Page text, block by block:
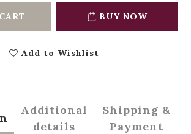
BUY NOW
Add to Wishlist
Additional
details
Shipping &
Payment